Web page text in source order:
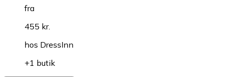
fra
455 kr.
hos DressInn
+1 butik